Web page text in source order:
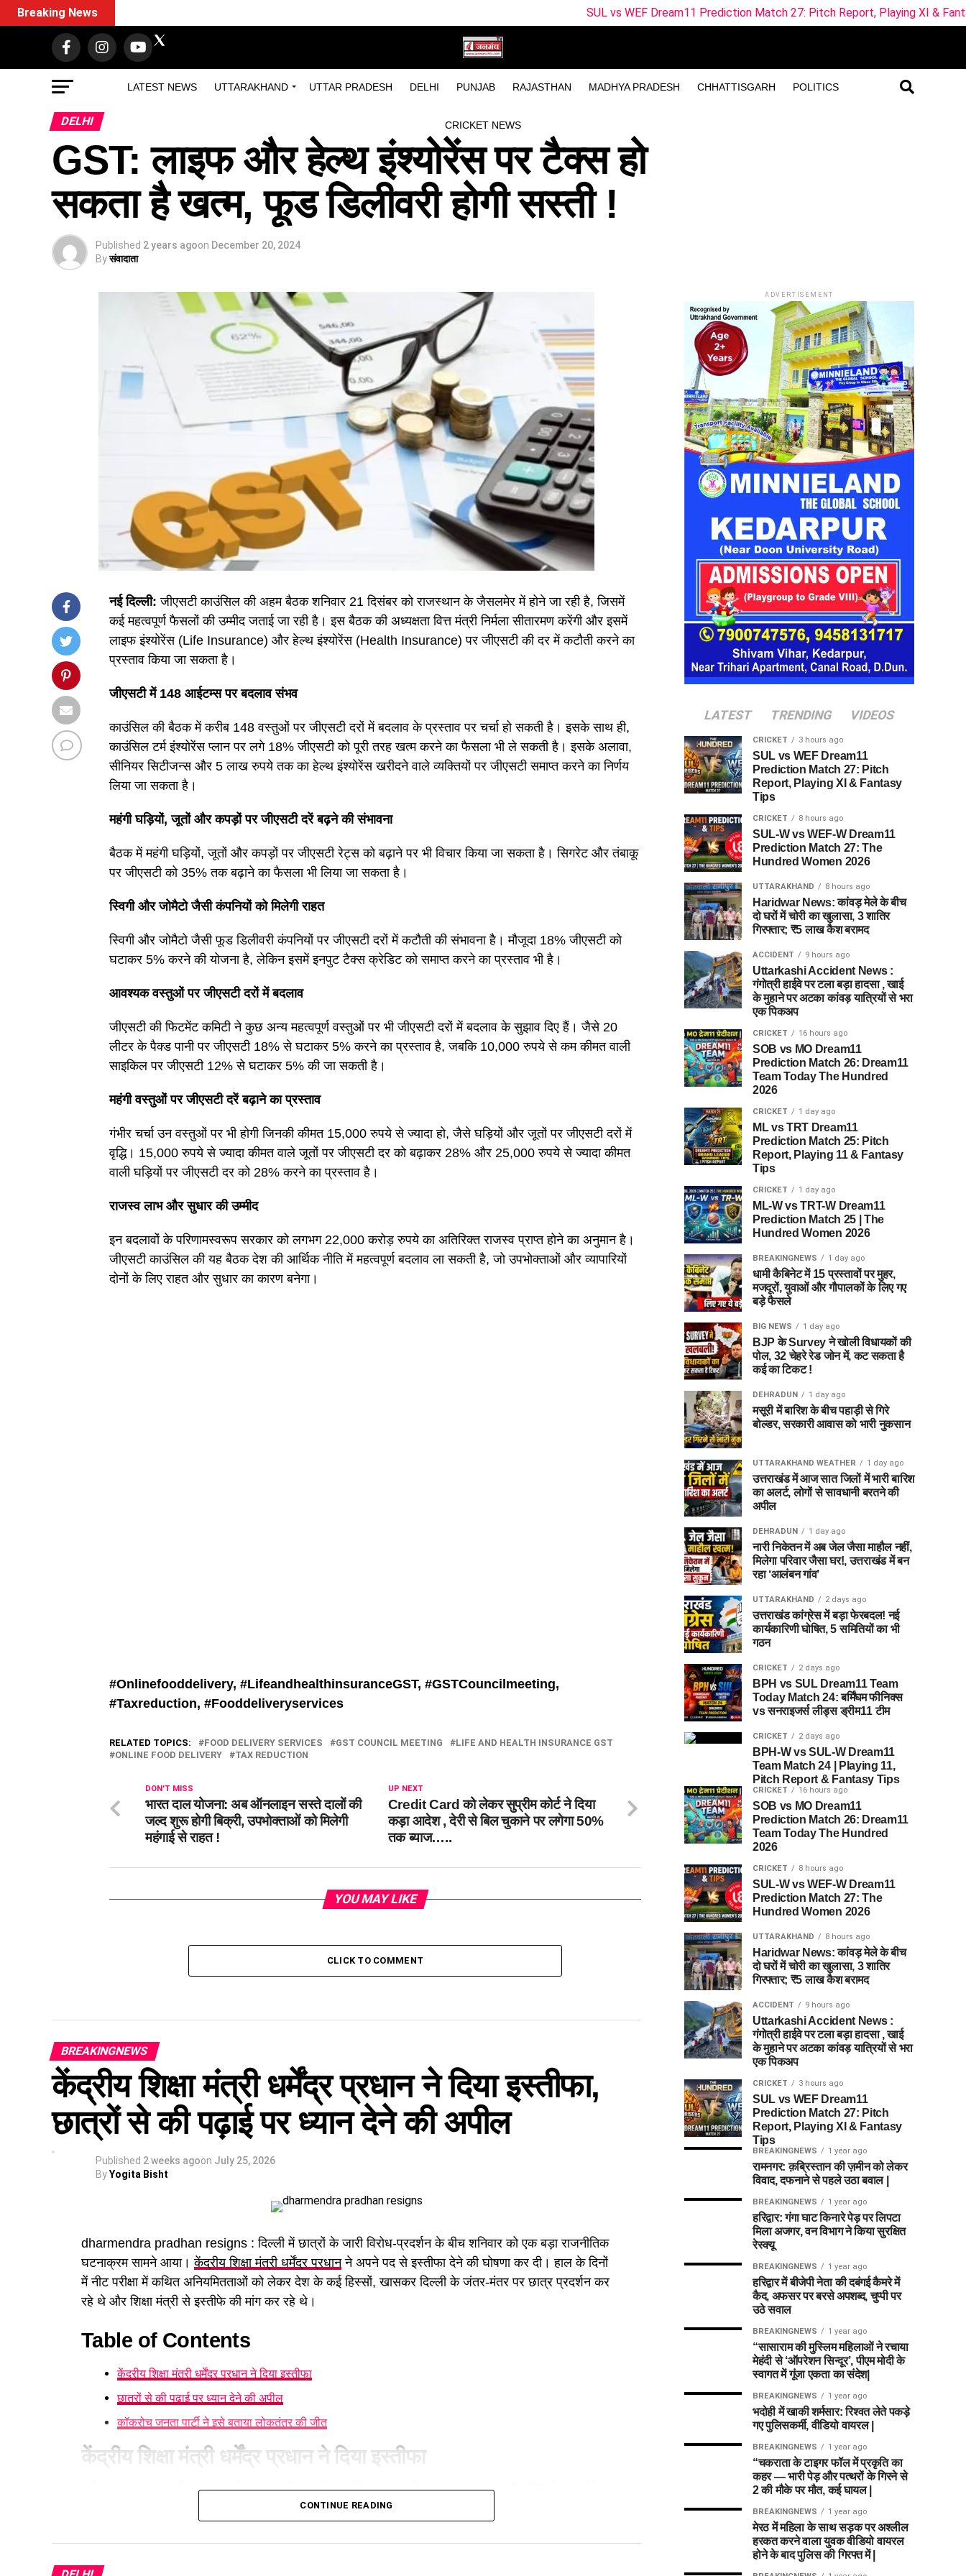
LATEST NEWS UTTARAKHAND UTTAR PRADESH DELHI PUNJAB RAJASTHAN MADHYA PRADESH CHHATTISGARH POLITICS
CRICKET NEWS
Breaking News SUL vs WEF Dream11 Prediction Match 27: Pitch Report, Playing XI & Fantasy Tips
DELHI
GST: लाइफ और हेल्थ इंश्योरेंस पर टैक्स हो
सकता है खत्म, फूड डिलीवरी होगी सस्ती !
Published 2 years agoon December 20, 2024
Byसंवादाता
नई दिल्ली: जीएसटी काउंसिल की अहम बैठक शनिवार 21 दिसंबर को राजस्थान के जैसलमेर में होने जा रही है, जिसमें
कई महत्वपूर्ण फैसलों की उम्मीद जताई जा रही है। इस बैठक की अध्यक्षता वित्त मंत्री निर्मला सीतारमण करेंगी और इसमें
लाइफ इंश्योरेंस (Life Insurance) और हेल्थ इंश्योरेंस (Health Insurance) पर जीएसटी की दर में कटौती करने का
प्रस्ताव किया जा सकता है।
जीएसटी में 148 आईटम्स पर बदलाव संभव
काउंसिल की बैठक में करीब 148 वस्तुओं पर जीएसटी दरों में बदलाव के प्रस्ताव पर चर्चा हो सकती है। इसके साथ ही,
काउंसिल टर्म इंश्योरेंस प्लान पर लगे 18% जीएसटी को पूरी तरह खत्म करने का फैसला भी ले सकती है। इसके अलावा,
सीनियर सिटीजन्स और 5 लाख रुपये तक का हेल्थ इंश्योरेंस खरीदने वाले व्यक्तियों पर जीएसटी समाप्त करने का निर्णय
लिया जा सकता है।
महंगी घड़ियों, जूतों और कपड़ों पर जीएसटी दरें बढ़ने की संभावना
बैठक में महंगी घड़ियों, जूतों और कपड़ों पर जीएसटी रेट्स को बढ़ाने पर भी विचार किया जा सकता है। सिगरेट और तंबाकू
पर जीएसटी को 35% तक बढ़ाने का फैसला भी लिया जा सकता है।
स्विगी और जोमैटो जैसी कंपनियों को मिलेगी राहत
स्विगी और जोमैटो जैसी फूड डिलीवरी कंपनियों पर जीएसटी दरों में कटौती की संभावना है। मौजूदा 18% जीएसटी को
घटाकर 5% करने की योजना है, लेकिन इसमें इनपुट टैक्स क्रेडिट को समाप्त करने का प्रस्ताव भी है।
आवश्यक वस्तुओं पर जीएसटी दरों में बदलाव
जीएसटी की फिटमेंट कमिटी ने कुछ अन्य महत्वपूर्ण वस्तुओं पर भी जीएसटी दरों में बदलाव के सुझाव दिए हैं। जैसे 20
लीटर के पैक्ड पानी पर जीएसटी 18% से घटाकर 5% करने का प्रस्ताव है, जबकि 10,000 रुपये से कम कीमत वाली
साइकिल पर जीएसटी 12% से घटाकर 5% की जा सकती है।
महंगी वस्तुओं पर जीएसटी दरें बढ़ाने का प्रस्ताव
गंभीर चर्चा उन वस्तुओं पर भी होगी जिनकी कीमत 15,000 रुपये से ज्यादा हो, जैसे घड़ियों और जूतों पर जीएसटी दरों में
वृद्धि। 15,000 रुपये से ज्यादा कीमत वाले जूतों पर जीएसटी दर को बढ़ाकर 28% और 25,000 रुपये से ज्यादा कीमत
वाली घड़ियों पर जीएसटी दर को 28% करने का प्रस्ताव है।
राजस्व लाभ और सुधार की उम्मीद
इन बदलावों के परिणामस्वरूप सरकार को लगभग 22,000 करोड़ रुपये का अतिरिक्त राजस्व प्राप्त होने का अनुमान है।
जीएसटी काउंसिल की यह बैठक देश की आर्थिक नीति में महत्वपूर्ण बदलाव ला सकती है, जो उपभोक्ताओं और व्यापारियों
दोनों के लिए राहत और सुधार का कारण बनेगा।
#Onlinefooddelivery, #LifeandhealthinsuranceGST, #GSTCouncilmeeting,
#Taxreduction, #Fooddeliveryservices
RELATED TOPICS: FOOD DELIVERY SERVICES GST COUNCIL MEETING
LIFE AND HEALTH INSURANCE GST
ONLINE FOOD DELIVERY
TAX REDUCTION
UP NEXT
Credit Card को लेकर सुप्रीम कोर्ट ने दिया
कड़ा आदेश , देरी से बिल चुकाने पर लगेगा 50%
तक ब्याज…..
DON'T MISS
भारत दाल योजना: अब ऑनलाइन सस्ते दालों की
जल्द शुरू होगी बिक्री, उपभोक्ताओं को मिलेगी
महंगाई से राहत !
YOU MAY LIKE
CLICK TO COMMENT
BREAKINGNEWS
केंद्रीय शिक्षा मंत्री धर्मेंद्र प्रधान ने दिया इस्तीफा,
छात्रों से की पढ़ाई पर ध्यान देने की अपील
Published 2 weeks agoon July 25, 2026
ByYogita Bisht
dharmendra pradhan resigns : दिल्ली में छात्रों के जारी विरोध-प्रदर्शन के बीच शनिवार को एक बड़ा राजनीतिक
घटनाक्रम सामने आया।केंद्रीय शिक्षा मंत्री धर्मेंद्र प्रधानने अपने पद से इस्तीफा देने की घोषणा कर दी। हाल के दिनों
में नीट परीक्षा में कथित अनियमितताओं को लेकर देश के कई हिस्सों, खासकर दिल्ली के जंतर-मंतर पर छात्र प्रदर्शन कर
रहे थे और शिक्षा मंत्री से इस्तीफे की मांग कर रहे थे।
Table of Contents
केंद्रीय शिक्षा मंत्री धर्मेंद्र प्रधान ने दिया इस्तीफा
छात्रों से की पढ़ाई पर ध्यान देने की अपील
कॉकरोच जनता पार्टी ने इसे बताया लोकतंत्र की जीत
केंद्रीय शिक्षा मंत्री धर्मेंद्र प्रधान ने दिया इस्तीफा
धर्मेंद्र प्रधान ने युवाओं के नाम जारी एक पत्र में कहा कि उन्होंने प्रधानमंत्री को अपना इस्तीफा सौंप दिया है। उन्होंने
लिखा कि उनका यह फैसला देश में शांति और एकता बनाए रखने के उद्देश्य से लिया गया है, ताकि आंदोलन की स्थिति का
पर ध्यान केंद्रित कर सकें।
CONTINUE READING
ADVERTISEMENT
LATEST TRENDING VIDEOS
CRICKET 3 hours ago
SUL vs WEF Dream11
Prediction Match 27: Pitch
Report, Playing XI & Fantasy
Tips
CRICKET 8 hours ago
SUL-W vs WEF-W Dream11
Prediction Match 27: The
Hundred Women 2026
UTTARAKHAND 8 hours ago
Haridwar News: कांवड़ मेले के बीच
दो घरों में चोरी का खुलासा, 3 शातिर
गिरफ्तार; ₹5 लाख कैश बरामद
ACCIDENT 9 hours ago
Uttarkashi Accident News :
गंगोत्री हाईवे पर टला बड़ा हादसा , खाई
के मुहाने पर अटका कांवड़ यात्रियों से भरा
एक पिकअप
CRICKET 16 hours ago
SOB vs MO Dream11
Prediction Match 26: Dream11
Team Today The Hundred
2026
CRICKET 1 day ago
ML vs TRT Dream11
Prediction Match 25: Pitch
Report, Playing 11 & Fantasy
Tips
CRICKET 1 day ago
ML-W vs TRT-W Dream11
Prediction Match 25 | The
Hundred Women 2026
BREAKINGNEWS 1 day ago
धामी कैबिनेट में 15 प्रस्तावों पर मुहर,
मजदूरों, युवाओं और गौपालकों के लिए गए
बड़े फैसले
BIG NEWS 1 day ago
BJP के Survey ने खोली विधायकों की
पोल, 32 चेहरे रेड जोन में, कट सकता है
कई का टिकट !
DEHRADUN 1 day ago
मसूरी में बारिश के बीच पहाड़ी से गिरे
बोल्डर, सरकारी आवास को भारी नुकसान
UTTARAKHAND WEATHER 1 day ago
उत्तराखंड में आज सात जिलों में भारी बारिश
का अलर्ट, लोगों से सावधानी बरतने की
अपील
DEHRADUN 1 day ago
नारी निकेतन में अब जेल जैसा माहौल नहीं,
मिलेगा परिवार जैसा घर!, उत्तराखंड में बन
रहा ‘आलंबन गांव’
UTTARAKHAND 2 days ago
उत्तराखंड कांग्रेस में बड़ा फेरबदल! नई
कार्यकारिणी घोषित, 5 समितियों का भी
गठन
CRICKET 2 days ago
BPH vs SUL Dream11 Team
Today Match 24: बर्मिंघम फीनिक्स
vs सनराइजर्स लीड्स ड्रीम11 टीम
CRICKET 2 days ago
BPH-W vs SUL-W Dream11
Team Match 24 | Playing 11,
Pitch Report & Fantasy Tips
CRICKET 16 hours ago
SOB vs MO Dream11
Prediction Match 26: Dream11
Team Today The Hundred
2026
CRICKET 8 hours ago
SUL-W vs WEF-W Dream11
Prediction Match 27: The
Hundred Women 2026
UTTARAKHAND 8 hours ago
Haridwar News: कांवड़ मेले के बीच
दो घरों में चोरी का खुलासा, 3 शातिर
गिरफ्तार; ₹5 लाख कैश बरामद
ACCIDENT 9 hours ago
Uttarkashi Accident News :
गंगोत्री हाईवे पर टला बड़ा हादसा , खाई
के मुहाने पर अटका कांवड़ यात्रियों से भरा
एक पिकअप
CRICKET 3 hours ago
SUL vs WEF Dream11
Prediction Match 27: Pitch
Report, Playing XI & Fantasy
Tips
BREAKINGNEWS 1 year ago
रामनगर: क़ब्रिस्तान की ज़मीन को लेकर
विवाद, दफनाने से पहले उठा बवाल |
BREAKINGNEWS 1 year ago
हरिद्वार: गंगा घाट किनारे पेड़ पर लिपटा
मिला अजगर, वन विभाग ने किया सुरक्षित
रेस्क्यू
BREAKINGNEWS 1 year ago
हरिद्वार में बीजेपी नेता की दबंगई कैमरे में
कैद, अफसर पर बरसे अपशब्द, चुप्पी पर
उठे सवाल
BREAKINGNEWS 1 year ago
“सासाराम की मुस्लिम महिलाओं ने रचाया
मेहंदी से ‘ऑपरेशन सिन्दूर’, पीएम मोदी के
स्वागत में गूंजा एकता का संदेश|
BREAKINGNEWS 1 year ago
भदोही में खाकी शर्मसार: रिश्वत लेते पकड़े
गए पुलिसकर्मी, वीडियो वायरल |
BREAKINGNEWS 1 year ago
“चकराता के टाइगर फॉल में प्रकृति का
कहर — भारी पेड़ और पत्थरों के गिरने से
2 की मौके पर मौत, कई घायल |
BREAKINGNEWS 1 year ago
मेरठ में महिला के साथ सड़क पर अश्लील
हरकत करने वाला युवक वीडियो वायरल
होने के बाद पुलिस की गिरफ्त में |